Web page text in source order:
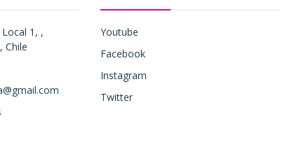
1, ,
Chile
Youtube
Facebook
Instagram
Twitter